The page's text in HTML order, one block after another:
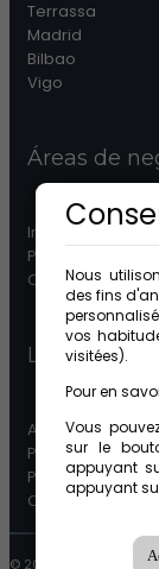
Terrassa
Madrid
Bilbao
Vigo
Áreas de
Immobilier
Patrimonios
Comunidades
Legal
Avertissement
Protection des
Política de
Canal ético
© 2026
Nous
des fins
vos
visitées).
Pour en
Vous
sur le
appuyant
appuyant